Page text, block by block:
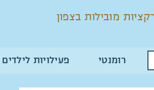
מובילות בצפון
רומנטי פעילויות לילדים